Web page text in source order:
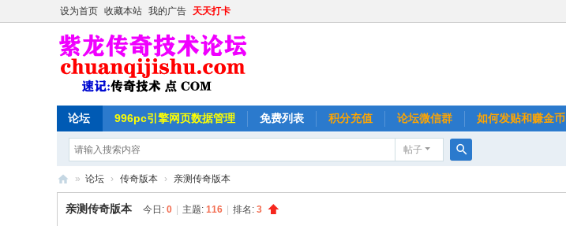
设为首页 收藏本站 我的广告 天天打卡
论坛 996pc引擎网页数据管理 免费列表 积分充值 论坛微信群 如何发贴和赚金币
帖子
索
紫
» 论坛 › 传奇版本 › 亲测传奇版本
亲测传奇版本 今日: 0 主题: 116 排名: 3